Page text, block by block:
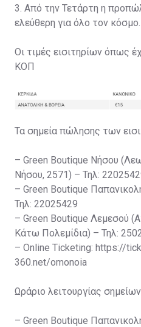
3. Από την Τετάρτη η
ελεύθερη για όλο τον κόσμο.
Οι τιμές εισιτηρίων όπως
ΚΟΠ
Τα σημεία πώλησης των
– Green Boutique Νήσου
Νήσου, 2571) – Τηλ:
– Green Boutique
Τηλ: 22025429
– Green Boutique Λεμεσού
Κάτω Πολεμίδια) – Τηλ:
– Online Ticketing: https://
360.net/omonoia
Ωράριο λειτουργίας
– Green Boutique